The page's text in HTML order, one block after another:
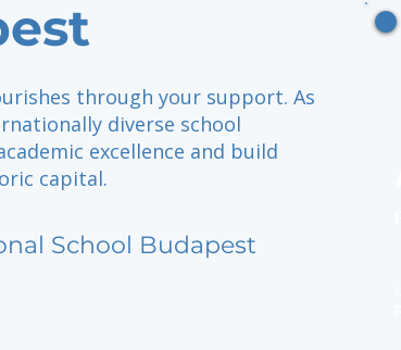
through your support. As
diverse school
excellence and build
capital.
School Budapest